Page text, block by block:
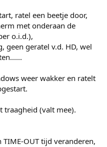
ratel een beetje door,
met onderaan de
o.i.d.),
geen geratel v.d. HD, wel
weer wakker en ratelt
traagheid (valt mee).
OUT tijd veranderen,